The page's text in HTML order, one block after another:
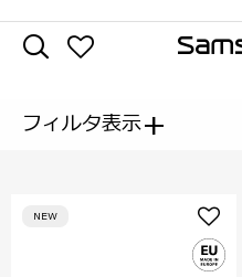
フィルタ表示+
NEW